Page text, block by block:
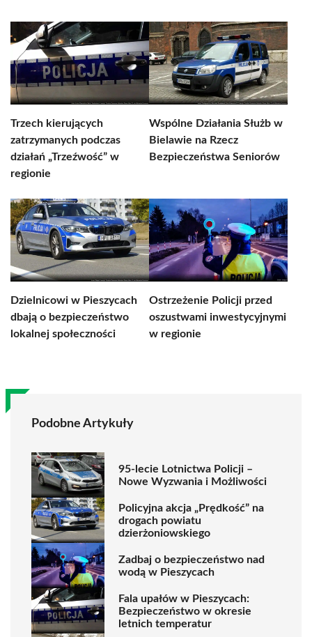
Trzech kierujących
zatrzymanych podczas
działań „Trzeźwość” w
regionie
Wspólne Działania Służb w
Bielawie na Rzecz
Bezpieczeństwa Seniorów
Dzielnicowi w Pieszycach
dbają o bezpieczeństwo
lokalnej społeczności
Ostrzeżenie Policji przed
oszustwami inwestycyjnymi
w regionie
Podobne Artykuły
95-lecie Lotnictwa Policji –
Nowe Wyzwania i Możliwości
Policyjna akcja „Prędkość” na
drogach powiatu
dzierżoniowskiego
Zadbaj o bezpieczeństwo nad
wodą w Pieszycach
Fala upałów w Pieszycach:
Bezpieczeństwo w okresie
letnich temperatur